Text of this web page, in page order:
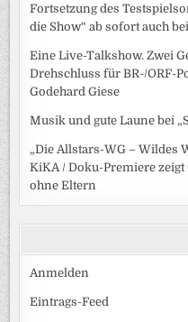
Fortsetzung des
die Show“ ab sofort auch
Eine Live-Talkshow. Zwei
Drehschluss für BR-/ORF-
Godehard Giese
Musik und gute Laune bei
„Die Allstars-WG – Wildes
KiKA / Doku-Premiere
ohne Eltern
Anmelden
Eintrags-Feed